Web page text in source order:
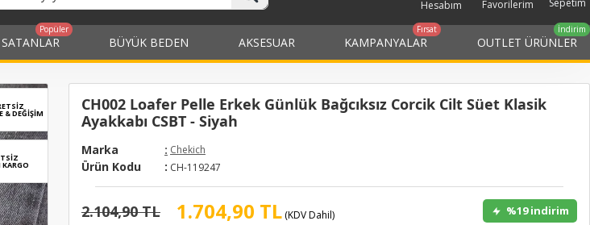
Hesabım Favorilerim Sepetim
Popüler
BÜYÜK BEDEN AKSESUAR KAMPANYALAR
Fırsat
OUTLET ÜRÜNLER
İndirim
& DEĞIŞIM
CH002 Loafer Pelle Erkek Günlük Bağcıksız Corcik Cilt Süet Klasik
Ayakkabı CSBT - Siyah
Marka : Chekich
Ürün Kodu : CH-119247
1.704,90 TL (KDV Dahil)
2.104,90 TL %19 indirim